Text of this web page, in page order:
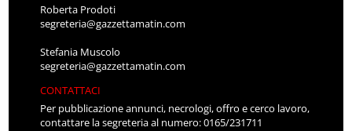
Roberta Prodoti
segreteria@gazzettamatin.com
Stefania Muscolo
segreteria@gazzettamatin.com
CONTATTACI
Per pubblicazione annunci, necrologi, offro e cerco lavoro,
contattare la segreteria al numero: 0165/231711